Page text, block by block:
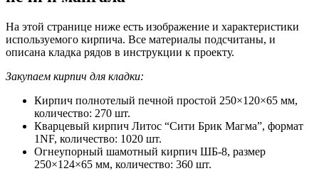
На этой странице ниже есть изображение и характеристики
используемого кирпича. Все материалы подсчитаны, и
описана кладка рядов в инструкции к проекту.
Закупаем кирпич для кладки:
Кирпич полнотелый печной простой 250×120×65 мм,
количество: 270 шт.
Кварцевый кирпич Литос “Сити Брик Магма”, формат
1NF, количество: 1020 шт.
Огнеупорный шамотный кирпич ШБ-8, размер
250×124×65 мм, количество: 360 шт.